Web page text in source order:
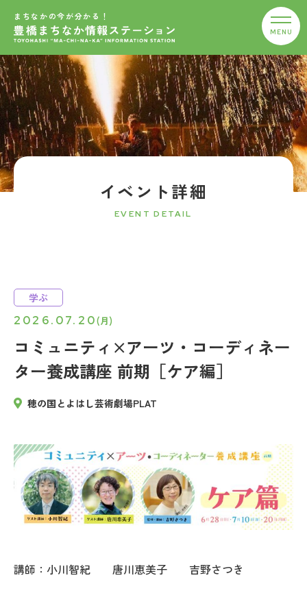
まちなかの今が分かる！
イベント詳細
EVENT DETAIL
コミュニティ×アーツ・コーディネー
ター養成講座 前期［ケア編］
2026.07.20(月)
学ぶ
穂の国とよはし芸術劇場PLAT
講師：小川智紀 唐川恵美子 吉野さつき